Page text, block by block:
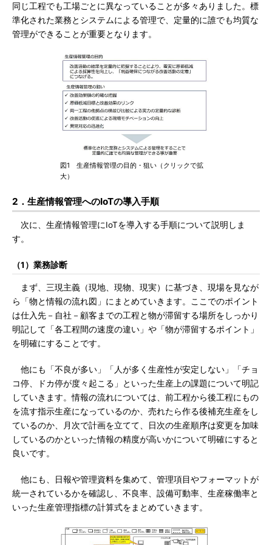
同じ工程でも工場ごとに異なっていることが多々ありました。標
準化された業務とシステムによる管理で、定量的に誰でも均質な
管理ができることが重要となります。
図1 生産情報管理の目的・狙い（クリックで拡
大）
2．生産情報管理へのIoTの導入手順
次に、生産情報管理にIoTを導入する手順について説明しま
す。
（1）業務診断
まず、三現主義（現地、現物、現実）に基づき、現場を見なが
ら「物と情報の流れ図」にまとめていきます。ここでのポイント
は仕入先－自社－顧客までの工程と物が滞留する場所をしっかり
明記して「各工程間の速度の違い」や「物が滞留するポイント」
を明確にすることです。
他にも「不良が多い」「人が多く生産性が安定しない」「チョ
コ停、ドカ停が度々起こる」といった生産上の課題について明記
していきます。情報の流れについては、前工程から後工程にもの
を流す指示生産になっているのか、売れたら作る後補充生産をし
ているのか、月次で計画を立てて、日次の生産順序は変更を加味
しているのかといった情報の精度が高いかについて明確にすると
良いです。
他にも、日報や管理資料を集めて、管理項目やフォーマットが
統一されているかを確認し、不良率、設備可動率、生産稼働率と
いった生産管理指標の計算式をまとめていきます。